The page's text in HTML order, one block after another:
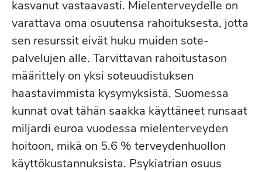
kasvanut vastaavasti. Mielenterveydelle on
varattava oma osuutensa rahoituksesta, jotta
sen resurssit eivät huku muiden sote-
palvelujen alle. Tarvittavan rahoitustason
määrittely on yksi soteuudistuksen
haastavimmista kysymyksistä. Suomessa
kunnat ovat tähän saakka käyttäneet runsaat
miljardi euroa vuodessa mielenterveyden
hoitoon, mikä on 5.6 % terveydenhuollon
käyttökustannuksista. Psykiatrian osuus